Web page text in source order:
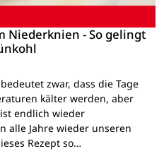
Niederknien - So gelingt
zwar, dass die Tage
kälter werden, aber
endlich wieder
alle Jahre wieder unseren
Rezept so…